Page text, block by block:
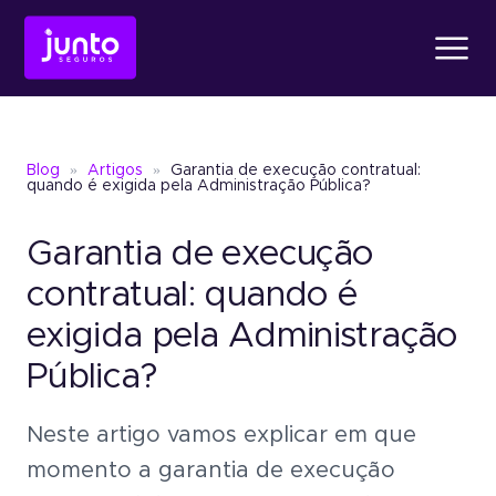
Conheça oFiança
Conheça oSeguro
Seguro Garantia
garantia sem bloquear
Produtos
Conheça oFiança Locatícia
Conheça oSeguro Garantia
Seguro GarantiaJudicial
Um jeito simples de oferecer garantia
Atendimento
Sobre a Junto
Blog » Artigos »
Garantia de execução contratual:
quando é exigida pela Administração Pública?
Garantia de execução
contratual: quando é
exigida pela Administração
Pública?
Neste artigo vamos explicar em que
momento a garantia de execução